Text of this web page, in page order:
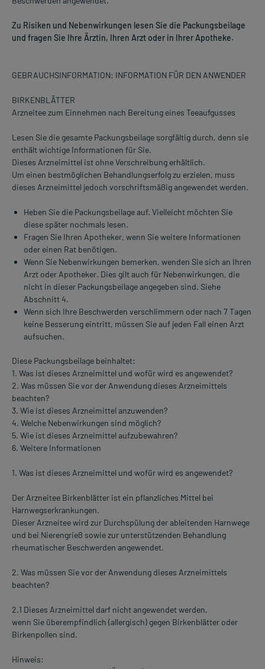
Zu Risiken und Nebenwirkungen lesen Sie die Packungsbeilage
und fragen Sie Ihre Ärztin, Ihren Arzt oder in Ihrer Apotheke.
GEBRAUCHSINFORMATION: INFORMATION FÜR DEN ANWENDER
BIRKENBLÄTTER
Arzneitee zum Einnehmen nach Bereitung eines Teeaufgusses
Lesen Sie die gesamte Packungsbeilage sorgfältig durch, denn sie
enthält wichtige Informationen für Sie.
Dieses Arzneimittel ist ohne Verschreibung erhältlich.
Um einen bestmöglichen Behandlungserfolg zu erzielen, muss
dieses Arzneimittel jedoch vorschriftsmäßig angewendet werden.
Heben Sie die Packungsbeilage auf. Vielleicht möchten Sie
diese später nochmals lesen.
Fragen Sie Ihren Apotheker, wenn Sie weitere Informationen
oder einen Rat benötigen.
Wenn Sie Nebenwirkungen bemerken, wenden Sie sich an Ihren
Arzt oder Apotheker. Dies gilt auch für Nebenwirkungen, die
nicht in dieser Packungsbeilage angegeben sind. Siehe
Abschnitt 4.
Wenn sich Ihre Beschwerden verschlimmern oder nach 7 Tagen
keine Besserung eintritt, müssen Sie auf jeden Fall einen Arzt
aufsuchen.
Diese Packungsbeilage beinhaltet:
1. Was ist dieses Arzneimittel und wofür wird es angewendet?
2. Was müssen Sie vor der Anwendung dieses Arzneimittels
beachten?
3. Wie ist dieses Arzneimittel anzuwenden?
4. Welche Nebenwirkungen sind möglich?
5. Wie ist dieses Arzneimittel aufzubewahren?
6. Weitere Informationen
1. Was ist dieses Arzneimittel und wofür wird es angewendet?
Der Arzneitee Birkenblätter ist ein pflanzliches Mittel bei
Harnwegserkrankungen.
Dieser Arzneitee wird zur Durchspülung der ableitenden Harnwege
und bei Nierengrieß sowie zur unterstützenden Behandlung
rheumatischer Beschwerden angewendet.
2. Was müssen Sie vor der Anwendung dieses Arzneimittels
beachten?
2.1 Dieses Arzneimittel darf nicht angewendet werden,
wenn Sie überempfindlich (allergisch) gegen Birkenblätter oder
Birkenpollen sind.
Hinweis: